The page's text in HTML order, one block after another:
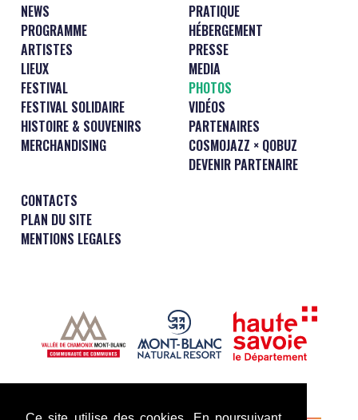
NEWS
PROGRAMME
ARTISTES
LIEUX
FESTIVAL
FESTIVAL SOLIDAIRE
HISTOIRE & SOUVENIRS
MERCHANDISING
PRATIQUE
HÉBERGEMENT
PRESSE
MEDIA
PHOTOS
VIDÉOS
PARTENAIRES
COSMOJAZZ × QOBUZ
DEVENIR PARTENAIRE
CONTACTS
PLAN DU SITE
MENTIONS LEGALES